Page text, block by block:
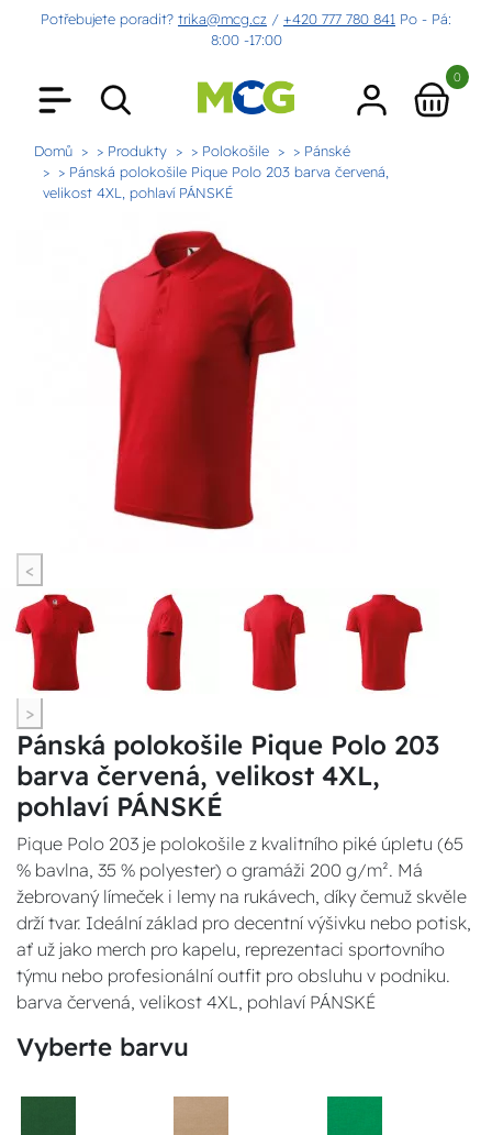
Potřebujete poradit? trika@mcg.cz / +420 777 780 841 Po - Pá:
8:00 -17:00
0
Domů > Produkty > Polokošile
> Pánské
> Pánská polokošile Pique Polo 203 barva červená,
velikost 4XL, pohlaví PÁNSKÉ
<
>
Pánská polokošile Pique Polo 203
barva červená, velikost 4XL,
pohlaví PÁNSKÉ
Pique Polo 203 je polokošile z kvalitního piké úpletu (65
% bavlna, 35 % polyester) o gramáži 200 g/m². Má
žebrovaný límeček i lemy na rukávech, díky čemuž skvěle
drží tvar. Ideální základ pro decentní výšivku nebo potisk,
ať už jako merch pro kapelu, reprezentaci sportovního
týmu nebo profesionální outfit pro obsluhu v podniku.
barva červená, velikost 4XL, pohlaví PÁNSKÉ
Vyberte barvu